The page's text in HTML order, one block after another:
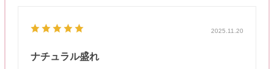
2025.11.20
ナチュラル盛れ